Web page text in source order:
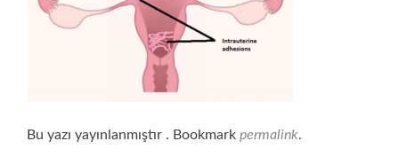
Bu yazı yayınlanmıştır . Bookmark permalink.